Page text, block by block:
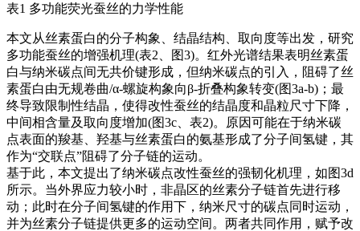
表1 多功能荧光蚕丝的力学性能
本文从丝素蛋白的分子构象、结晶结构、取向度等出发，研究
多功能蚕丝的增强机理(表2、图3)。红外光谱结果表明丝素蛋
白与纳米碳点间无共价键形成，但纳米碳点的引入，阻碍了丝
素蛋白由无规卷曲/α-螺旋构象向β-折叠构象转变(图3a-b)；最
终导致限制性结晶，使得改性蚕丝的结晶度和晶粒尺寸下降，
中间相含量及取向度增加(图3c、表2)。原因可能在于纳米碳
点表面的羧基、羟基与丝素蛋白的氨基形成了分子间氢键，其
作为“交联点”阻碍了分子链的运动。
基于此，本文提出了纳米碳点改性蚕丝的强韧化机理，如图3d
所示。当外界应力较小时，非晶区的丝素分子链首先进行移
动；此时在分子间氢键的作用下，纳米尺寸的碳点同时运动，
并为丝素分子链提供更多的运动空间。两者共同作用，赋予改